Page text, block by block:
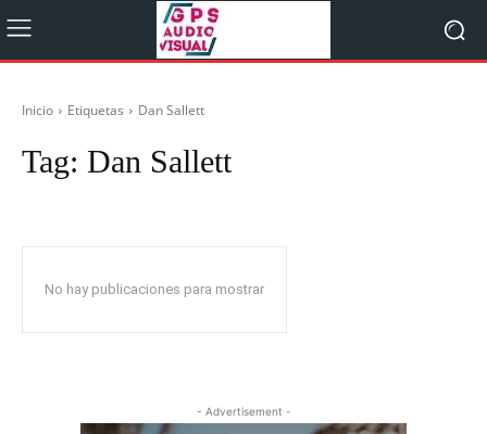
Inicio Etiquetas Dan Sallett
Tag: Dan Sallett
No hay publicaciones para mostrar
- Advertisement -